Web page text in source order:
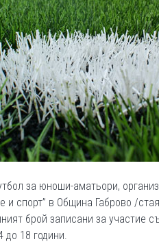
за юноши-аматьори,
и спорт” в Община Габрово /
брой записани за участие
до 18 години.